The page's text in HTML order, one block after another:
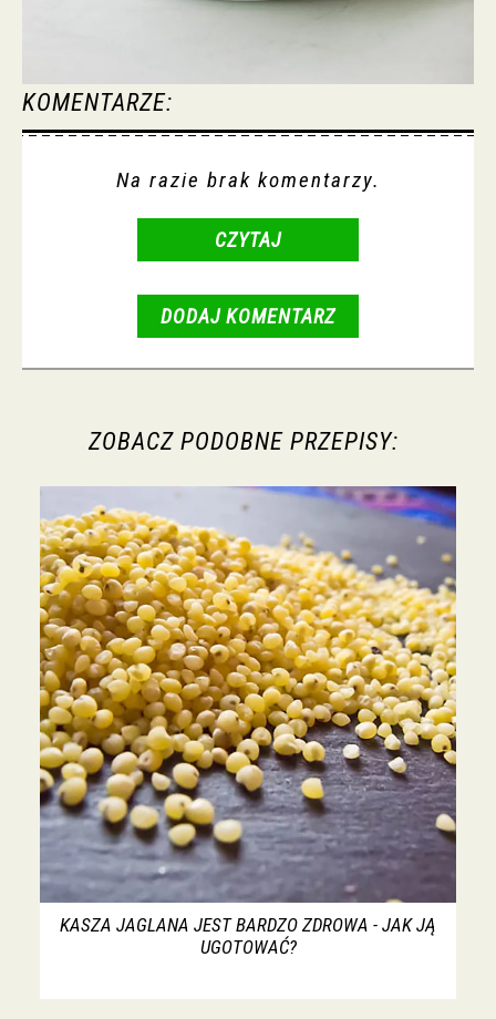
KOMENTARZE:
Na razie brak komentarzy.
CZYTAJ
DODAJ KOMENTARZ
ZOBACZ PODOBNE PRZEPISY:
KASZA JAGLANA JEST BARDZO ZDROWA - JAK JĄ
UGOTOWAĆ?